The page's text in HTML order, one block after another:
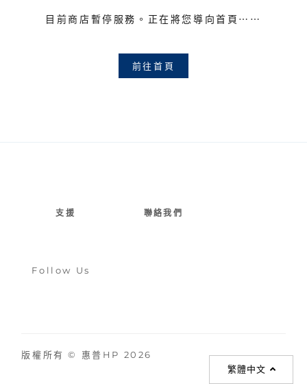
繁體中文
目前商店暫停服務。正在將您導向首頁⋯⋯
前往首頁
支援 聯絡我們
Follow Us
版權所有 © 惠普HP 2026